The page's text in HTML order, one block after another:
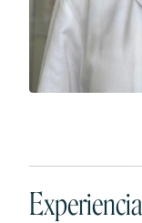
Experiencia